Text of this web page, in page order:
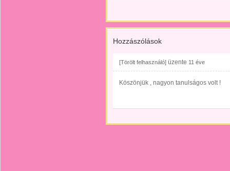
Hozzászólások
[Törölt felhasználó] üzente 11 éve
Köszönjük , nagyon tanulságos volt !